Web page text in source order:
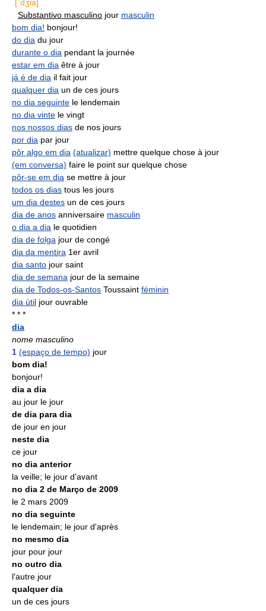
[`dʒia]
Substantivo masculino jour masculin
bom dia! bonjour!
do dia du jour
durante o dia pendant la journée
estar em dia être à jour
já é de dia il fait jour
qualquer dia un de ces jours
no dia seguinte le lendemain
no dia vinte le vingt
nos nossos dias de nos jours
por dia par jour
pôr algo em dia (atualizar) mettre quelque chose à jour
(em conversa) faire le point sur quelque chose
pôr-se em dia se mettre à jour
todos os dias tous les jours
um dia destes un de ces jours
dia de anos anniversaire masculin
o dia a dia le quotidien
dia de folga jour de congé
dia da mentira 1er avril
dia santo jour saint
dia de semana jour de la semaine
dia de Todos-os-Santos Toussaint féminin
dia útil jour ouvrable
* * *
dia
nome masculino
1 (espaço de tempo) jour
bom dia!
bonjour!
dia a dia
au jour le jour
de dia para dia
de jour en jour
neste dia
ce jour
no dia anterior
la veille; le jour d'avant
no dia 2 de Março de 2009
le 2 mars 2009
no dia seguinte
le lendemain; le jour d'après
no mesmo dia
jour pour jour
no outro dia
l'autre jour
qualquer dia
un de ces jours